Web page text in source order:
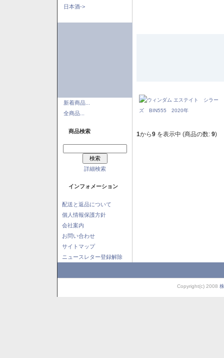
日本酒->
新着商品...
全商品...
商品検索
詳細検索
インフォメーション
配送と返品について
個人情報保護方針
会社案内
お問い合わせ
サイトマップ
ニュースレター登録解除
1から9 を表示中 (商品の数: 9)
Copyright(c) 2008